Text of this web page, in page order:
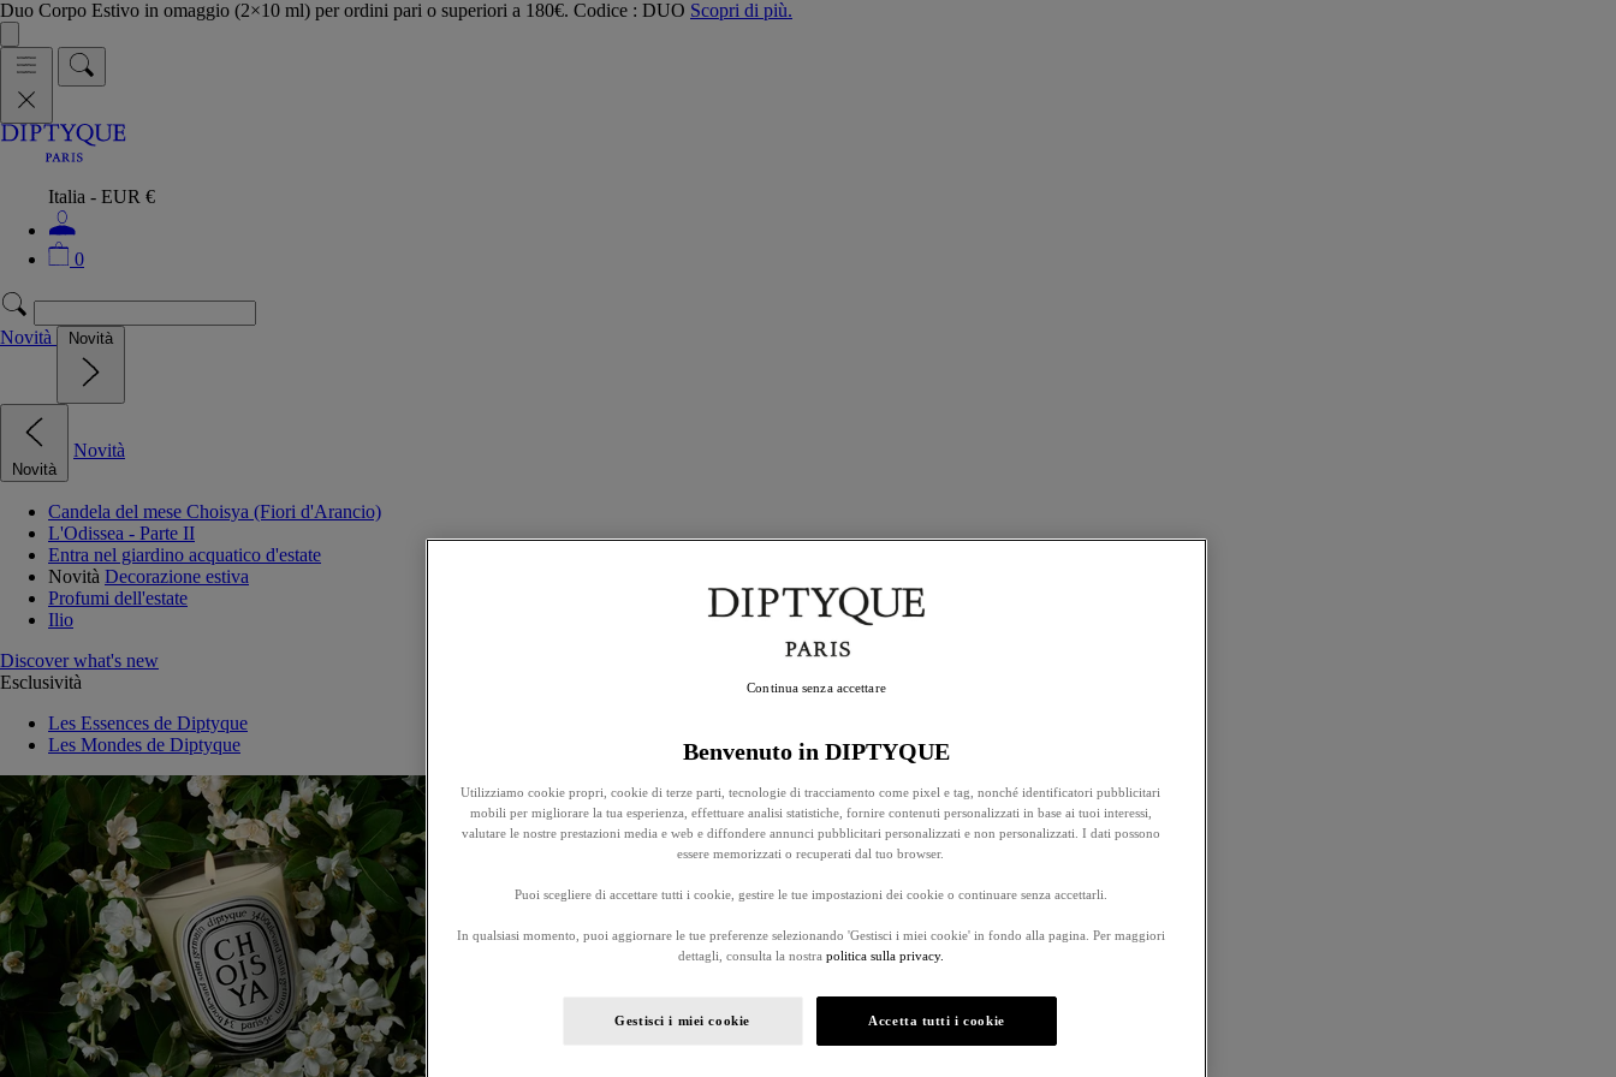
Duo Corpo Estivo in omaggio (2×10 ml) per ordini pari o superiori a 180€. Codice : DUO Scopri di più.
Italia - EUR €
0
Novità Novità
Novità
Novità
Candela del mese Choisya (Fiori d'Arancio)
L'Odissea - Parte II
Entra nel giardino acquatico d'estate
Novità Decorazione estiva
Profumi dell'estate
Ilio
Discover what's new
Esclusività
Les Essences de Diptyque
Les Mondes de Diptyque
Benvenuto in DIPTYQUE
Utilizziamo cookie propri, cookie di terze parti, tecnologie di tracciamento come pixel e tag, nonché identificatori pubblicitari
mobili per migliorare la tua esperienza, effettuare analisi statistiche, fornire contenuti personalizzati in base ai tuoi interessi,
valutare le nostre prestazioni media e web e diffondere annunci pubblicitari personalizzati e non personalizzati. I dati possono
essere memorizzati o recuperati dal tuo browser.
Puoi scegliere di accettare tutti i cookie, gestire le tue impostazioni dei cookie o continuare senza accettarli.
In qualsiasi momento, puoi aggiornare le tue preferenze selezionando 'Gestisci i miei cookie' in fondo alla pagina. Per maggiori
dettagli, consulta la nostra politica sulla privacy.
Gestisci i miei cookie Accetta tutti i cookie
Continua senza accettare